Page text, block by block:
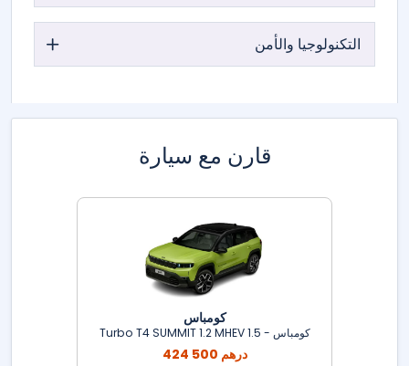
التكنولوجيا والأمن
قارن مع سيارة
كومباس
كومباس - 1.5 Turbo T4 SUMMIT 1.2 MHEV
424 500 درهم